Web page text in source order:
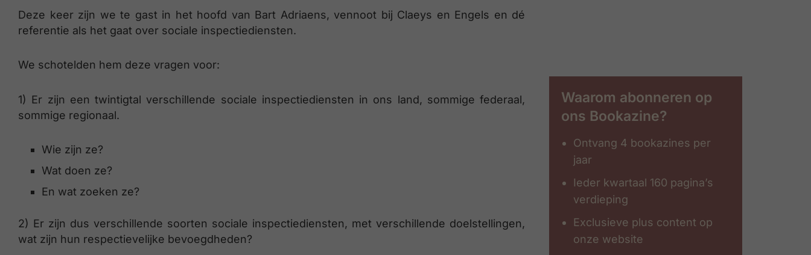
Deze keer zijn we te gast in het hoofd van Bart Adriaens, vennoot bij Claeys en Engels en dé
referentie als het gaat over sociale inspectiediensten.
We schotelden hem deze vragen voor:
1) Er zijn een twintigtal verschillende sociale inspectiediensten in ons land, sommige federaal,
sommige regionaal.
Wie zijn ze?
Wat doen ze?
En wat zoeken ze?
2) Er zijn dus verschillende soorten sociale inspectiediensten, met verschillende doelstellingen,
wat zijn hun respectievelijke bevoegdheden?
Waarom abonneren op
ons Bookazine?
Ontvang 4 bookazines per
jaar
Ieder kwartaal 160 pagina’s
verdieping
Exclusieve plus content op
onze website